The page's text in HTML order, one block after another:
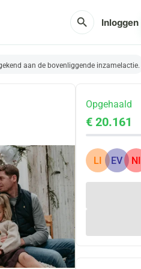
search Inloggen
aan de bovenliggende inzamelactie.
Opgehaald
€ 20.161
LI EV NI